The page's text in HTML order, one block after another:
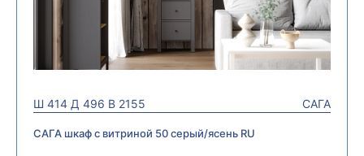
Ш 414 Д 496 В 2155 САГА
САГА шкаф с витриной 50 серый/ясень RU